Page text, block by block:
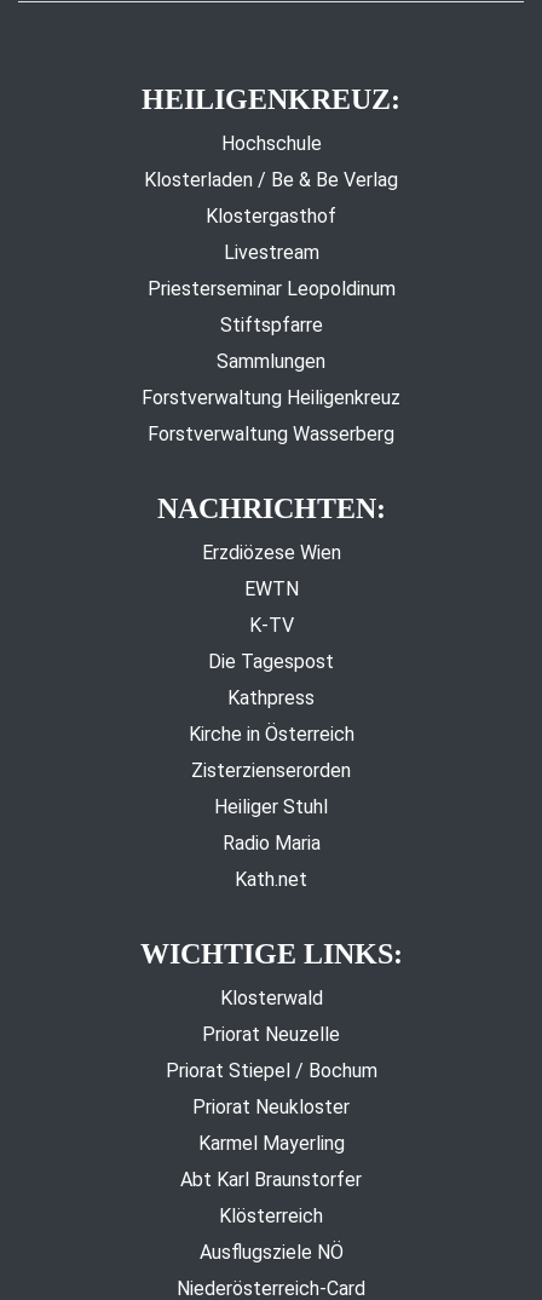
HEILIGENKREUZ:
Hochschule
Klosterladen / Be & Be Verlag
Klostergasthof
Livestream
Priesterseminar Leopoldinum
Stiftspfarre
Sammlungen
Forstverwaltung Heiligenkreuz
Forstverwaltung Wasserberg
NACHRICHTEN:
Erzdiözese Wien
EWTN
K-TV
Die Tagespost
Kathpress
Kirche in Österreich
Zisterzienserorden
Heiliger Stuhl
Radio Maria
Kath.net
WICHTIGE LINKS:
Klosterwald
Priorat Neuzelle
Priorat Stiepel / Bochum
Priorat Neukloster
Karmel Mayerling
Abt Karl Braunstorfer
Klösterreich
Ausflugsziele NÖ
Niederösterreich-Card